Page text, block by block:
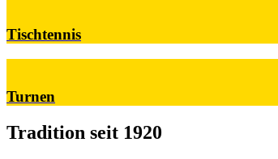
Tischtennis
Turnen
Tradition seit 1920